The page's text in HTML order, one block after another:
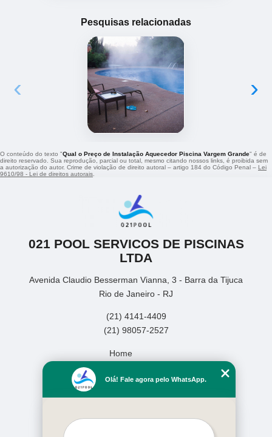
Pesquisas relacionadas
‹ ›
O conteúdo do texto "Qual o Preço de Instalação Aquecedor Piscina Vargem Grande" é de
direito reservado. Sua reprodução, parcial ou total, mesmo citando nossos links, é proibida sem
a autorização do autor. Crime de violação de direito autoral – artigo 184 do Código Penal – Lei
9610/98 - Lei de direitos autorais
021 POOL SERVICOS DE PISCINAS
LTDA
Avenida Claudio Besserman Vianna, 3 - Barra da Tijuca
Rio de Janeiro - RJ
(21) 4141-4409
(21) 98057-2527
Home
Missão
Serviços
Olá! Fale agora pelo WhatsApp.